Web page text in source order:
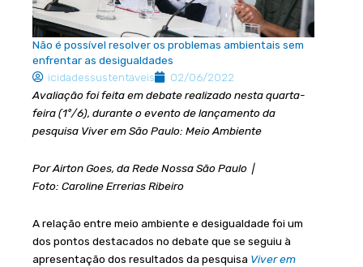
Não é possível resolver os problemas ambientais sem
enfrentar as desigualdades
icidadessustentaveis
02/06/2022
Avaliação foi feita em debate realizado nesta quarta-
feira (1º/6), durante o evento de lançamento da
pesquisa Viver em São Paulo: Meio Ambiente
Por Airton Goes, da Rede Nossa São Paulo |
Foto: Caroline Errerias Ribeiro
A relação entre meio ambiente e desigualdade foi um
dos pontos destacados no debate que se seguiu à
apresentação dos resultados da pesquisa Viver em